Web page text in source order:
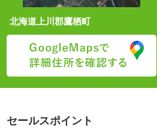
北海道上川郡鷹栖町
セールスポイント